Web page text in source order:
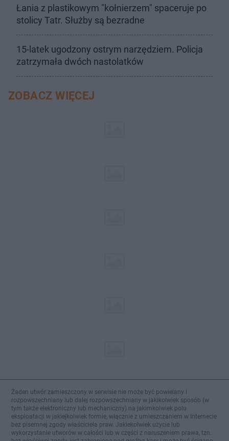
Łania z plastikowym "kołnierzem" spaceruje po
stolicy Tatr. Służby są bezradne
15-latek ugodzony ostrym narzędziem. Policja
zatrzymała dwóch nastolatków
ZOBACZ WIĘCEJ
Żaden utwór zamieszczony w serwisie nie może być powielany i
rozpowszechniany lub dalej rozpowszechniany w jakikolwiek sposób (w
tym także elektroniczny lub mechaniczny) na jakimkolwiek polu
eksploatacji w jakiejkolwiek formie, włącznie z umieszczaniem w Internecie
bez pisemnej zgody właściciela praw. Jakiekolwiek użycie lub
wykorzystanie utworów w całości lub w części z naruszeniem prawa, tzn.